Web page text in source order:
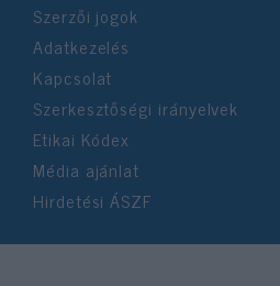
Szerzői jogok
Adatkezelés
Kapcsolat
Szerkesztőségi irányelvek
Etikai Kódex
Média ajánlat
Hirdetési ÁSZF